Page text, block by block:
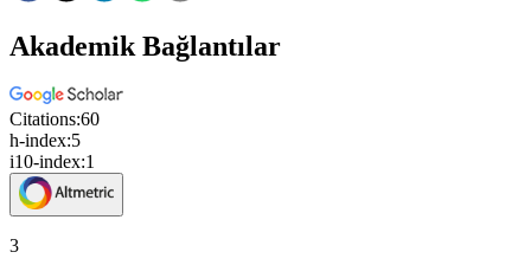
Akademik Bağlantılar
Citations:60
h-index:5
i10-index:1
3